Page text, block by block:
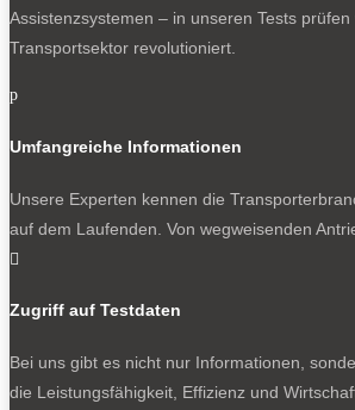
Assistenzsystemen – in unseren Tests
Transportsektor revolutioniert.
p
Umfangreiche Informationen
Unsere Experten kennen die
auf dem Laufenden. Von wegweisenden

Zugriff auf Testdaten
Bei uns gibt es nicht nur Informationen,
die Leistungsfähigkeit, Effizienz und